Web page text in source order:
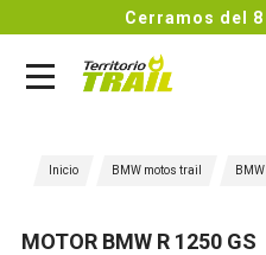
Cerramos del
Inicio BMW motos trail
MOTOR BMW R 1250 GS